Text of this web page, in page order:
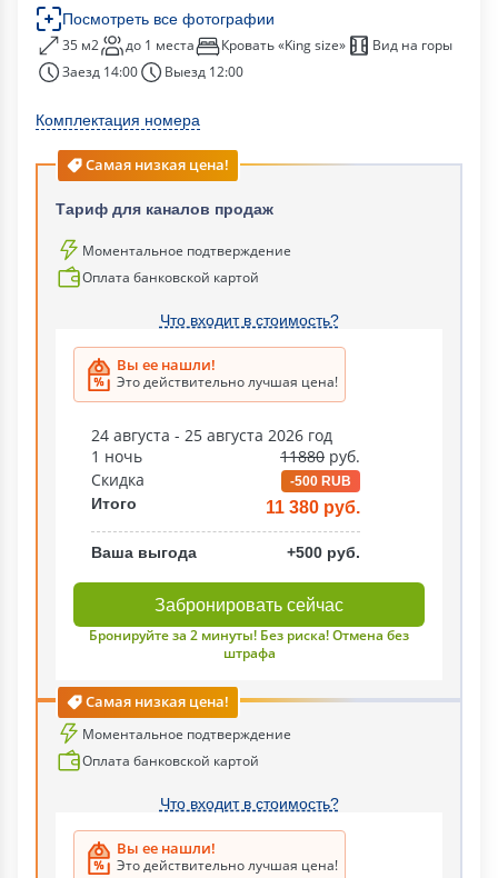
Посмотреть все фотографии
35 м2 до 1 места Кровать «King size»
Вид на горы
Заезд 14:00
Выезд 12:00
Комплектация номера
Самая низкая цена!
Тариф для каналов продаж
Моментальное подтверждение
Оплата банковской картой
Что входит в стоимость?
Вы ее нашли!
Это действительно лучшая цена!
24 августа - 25 августа 2026 год
1 ночь
11880 руб.
Скидка
-500 RUB
Итого 11 380 руб.
Ваша выгода +500 руб.
Забронировать сейчас
Бронируйте за 2 минуты! Без риска! Отмена без
штрафа
Самая низкая цена!
Моментальное подтверждение
Оплата банковской картой
Что входит в стоимость?
Вы ее нашли!
Это действительно лучшая цена!